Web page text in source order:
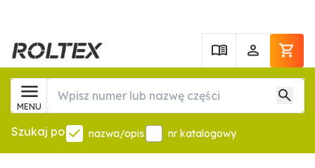
MENU
Szukaj po nazwa/opis nr katalogowy